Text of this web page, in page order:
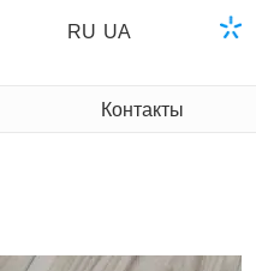
RU UA
Контакты